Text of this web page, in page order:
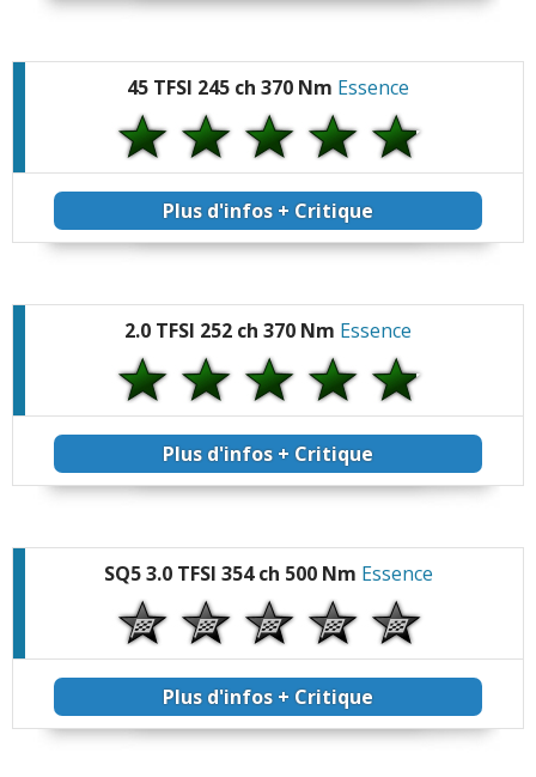
45 TFSI 245 ch 370 Nm Essence
Plus d'infos + Critique
2.0 TFSI 252 ch 370 Nm Essence
Plus d'infos + Critique
SQ5 3.0 TFSI 354 ch 500 Nm Essence
Plus d'infos + Critique